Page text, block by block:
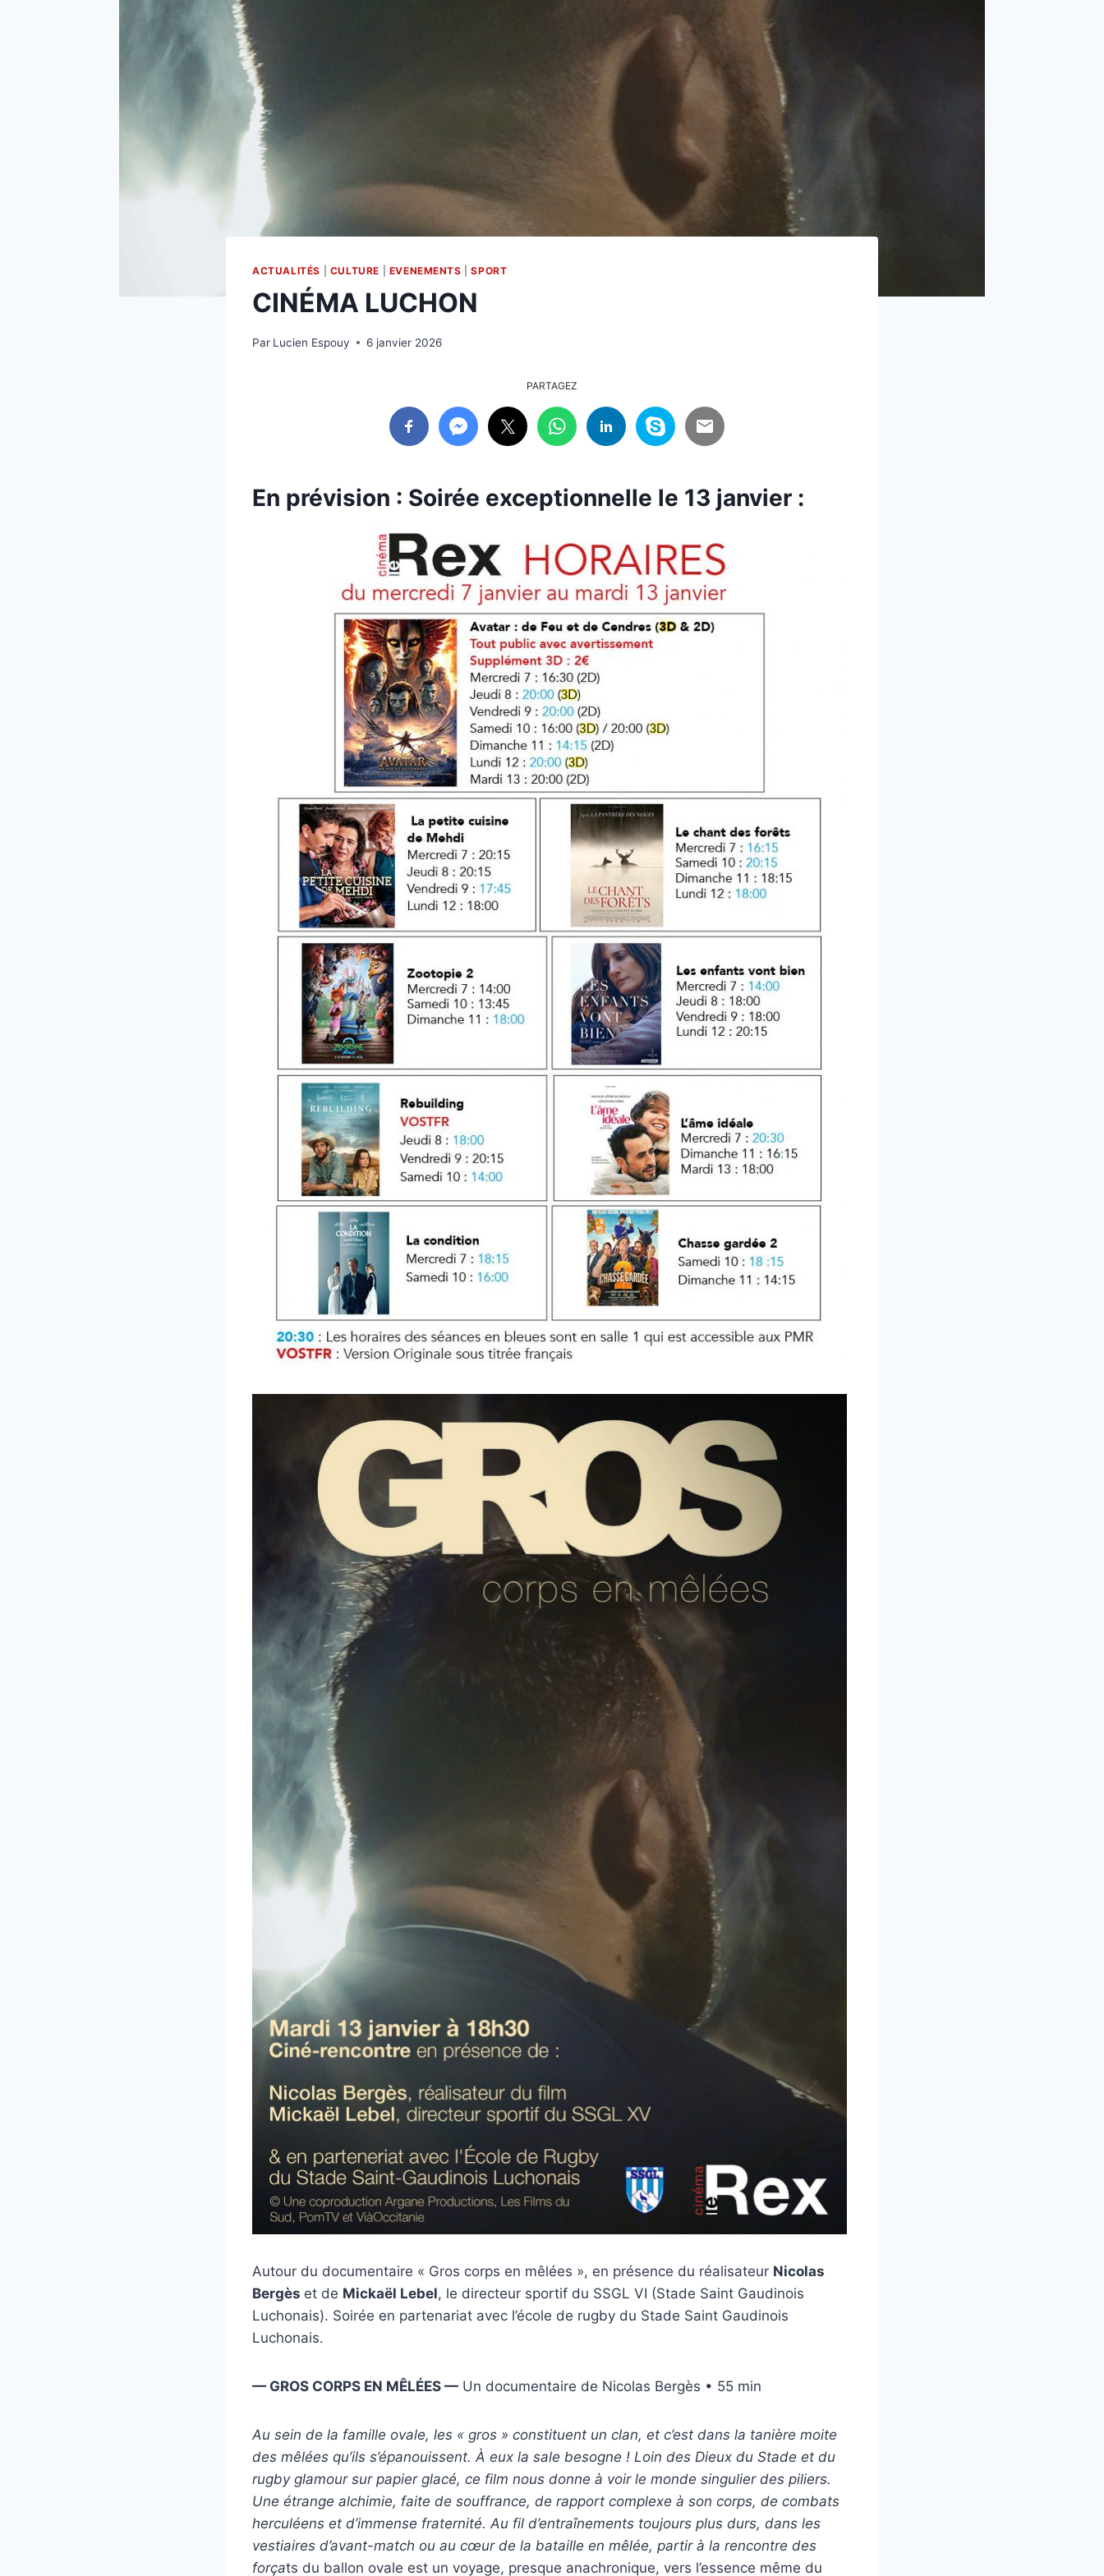
ACTUALITÉS CULTURE EVENEMENTS |SPORT
CINÉMA LUCHON
Par Lucien Espouy 6 janvier 2026
PARTAGEZ
En prévision : Soirée exceptionnelle le 13 janvier :
Autour du documentaire « Gros corps en mêlées », en présence du réalisateur Nicolas
Bergès et de Mickaël Lebel, le directeur sportif du SSGL VI (Stade Saint Gaudinois
Luchonais). Soirée en partenariat avec l’école de rugby du Stade Saint Gaudinois
Luchonais.
— GROS CORPS EN MÊLÉES — Un documentaire de Nicolas Bergès • 55 min
Au sein de la famille ovale, les « gros » constituent un clan, et c’est dans la tanière moite
des mêlées qu’ils s’épanouissent. À eux la sale besogne ! Loin des Dieux du Stade et du
rugby glamour sur papier glacé, ce film nous donne à voir le monde singulier des piliers.
Une étrange alchimie, faite de souffrance, de rapport complexe à son corps, de combats
herculéens et d’immense fraternité. Au fil d’entraînements toujours plus durs, dans les
vestiaires d’avant-match ou au cœur de la bataille en mêlée, partir à la rencontre des
forçats du ballon ovale est un voyage, presque anachronique, vers l’essence même du